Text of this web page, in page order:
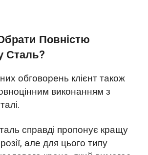
Повністю
Сталь?
обговорень клієнт також
виконанням з
справді пропонує кращу
але для цього типу